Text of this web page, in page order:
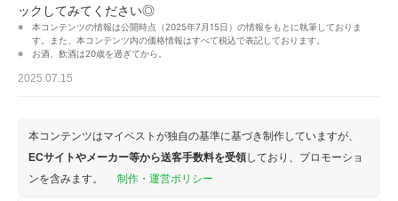
ックしてみてください◎
本コンテンツの情報は公開時点（2025年7月15日）の情報をもとに執筆しておりま
す。また、本コンテンツ内の価格情報はすべて税込で表記しております。
お酒、飲酒は20歳を過ぎてから。
2025.07.15
本コンテンツはマイベストが独自の基準に基づき制作していますが、
ECサイトやメーカー等から送客手数料を受領しており、プロモーショ
ンを含みます。
制作・運営ポリシー